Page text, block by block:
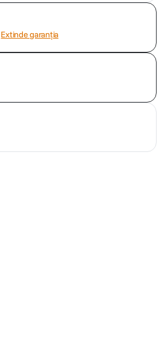
Extinde garanția